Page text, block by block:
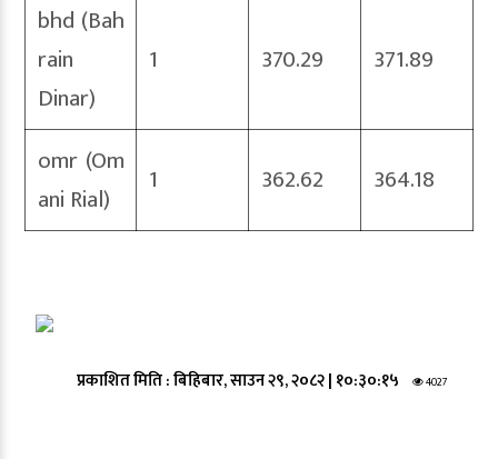
bhd (Bah
rain
Dinar)
1 370.29 371.89
omr (Om
ani Rial)
1 362.62 364.18
प्रकाशित मिति :बिहिबार, साउन २९, २०८२| १०:३०:१५ 4027